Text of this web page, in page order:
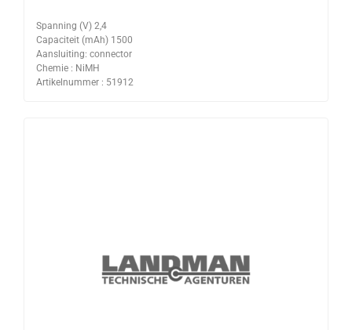
Spanning (V) 2,4
Capaciteit (mAh) 1500
Aansluiting: connector
Chemie : NiMH
Artikelnummer : 51912